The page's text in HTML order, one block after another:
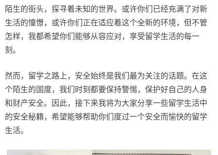
陌生的街头，探寻着未知的世界。或许你们已经充满了对新
生活的憧憬，或许你们正在适应着这个全新的环境，但不管
怎样，我都希望你们能够从容应对，享受留学生活的每一
刻。
然而，留学之路上，安全始终是我们最为关注的话题。在这
个陌生的国度，我们时刻都要保持警惕，保护好自己的人身
和财产安全。因此，接下来我将为大家分享一些留学生活中
的安全秘籍，希望能够帮助你们度过一个安全而愉快的留学
生活。